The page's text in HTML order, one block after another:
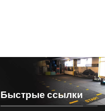
Быстрые ссылки